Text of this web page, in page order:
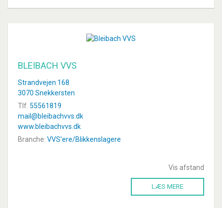
BLEIBACH VVS
Strandvejen 168
3070 Snekkersten
Tlf. 55561819
mail@bleibachvvs.dk
www.bleibachvvs.dk
Branche: VVS'ere/Blikkenslagere
Vis afstand
LÆS MERE